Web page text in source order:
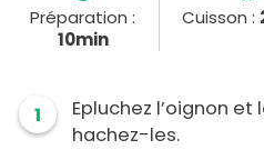
Préparation :
10min
Cuisson :
1
Epluchez l’oignon et
hachez-les.